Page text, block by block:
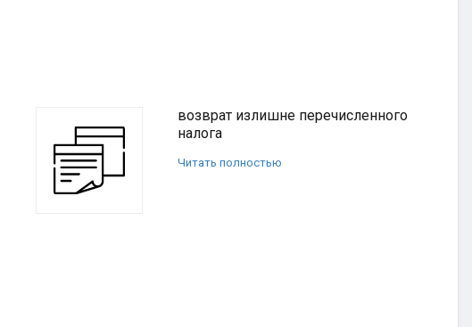
возврат излишне перечисленного
налога
Читать полностью